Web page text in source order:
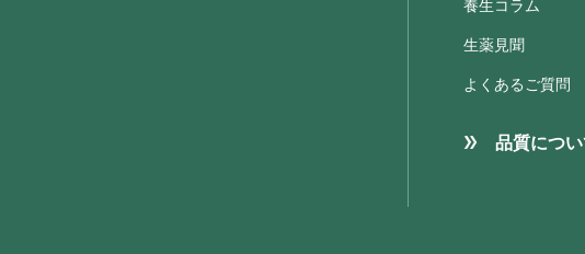
養生コラム
生薬見聞
よくあるご質問
品質につい